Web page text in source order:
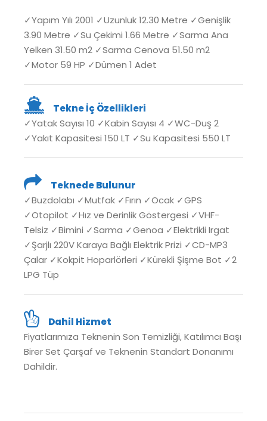
✓Yapım Yılı 2001 ✓Uzunluk 12.30 Metre ✓Genişlik
3.90 Metre ✓Su Çekimi 1.66 Metre ✓Sarma Ana
Yelken 31.50 m2 ✓Sarma Cenova 51.50 m2
✓Motor 59 HP ✓Dümen 1 Adet
Tekne İç Özellikleri
✓Yatak Sayısı 10 ✓Kabin Sayısı 4 ✓WC-Duş 2
✓Yakıt Kapasitesi 150 LT ✓Su Kapasitesi 550 LT
Teknede Bulunur
✓Buzdolabı ✓Mutfak ✓Fırın ✓Ocak ✓GPS
✓Otopilot ✓Hız ve Derinlik Göstergesi ✓VHF-
Telsiz ✓Bimini ✓Sarma ✓Genoa ✓Elektrikli Irgat
✓Şarjlı 220V Karaya Bağlı Elektrik Prizi ✓CD-MP3
Çalar ✓Kokpit Hoparlörleri ✓Kürekli Şişme Bot ✓2
LPG Tüp
Dahil Hizmet
Fiyatlarımıza Teknenin Son Temizliği, Katılımcı Başı
Birer Set Çarşaf ve Teknenin Standart Donanımı
Dahildir.